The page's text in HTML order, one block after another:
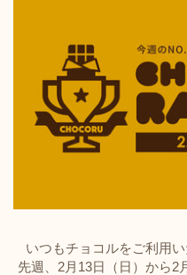
いつもチョコルをご利用
先週、2月13日（日）から2